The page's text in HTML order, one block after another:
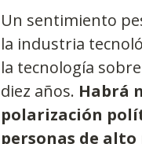
Un sentimiento
la industria
la tecnología
diez años. Habrá
polarización
personas de